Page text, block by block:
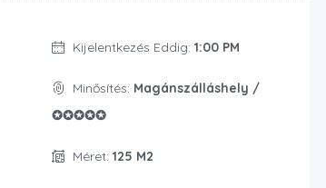
Kijelentkezés Eddig: 1:00 PM
Minősítés: Magánszálláshely /
✪✪✪✪✪
Méret: 125 M2